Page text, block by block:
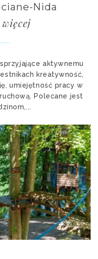
Nida
aktywnemu
kreatywność,
umiejętność pracy w
Polecane jest